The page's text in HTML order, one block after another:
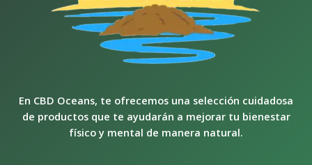
En CBD Oceans, te ofrecemos una selección cuidadosa
de productos que te ayudarán a mejorar tu bienestar
físico y mental de manera natural.